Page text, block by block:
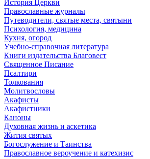
История Церкви
Православные журналы
Путеводители, святые места, святыни
Психология, медицина
Кухня, огород
Учебно-справочная литература
Книги издательства Благовест
Священное Писание
Псалтири
Толкования
Молитвословы
Акафисты
Акафистники
Каноны
Духовная жизнь и аскетика
Жития святых
Богослужение и Таинства
Православное вероучение и катехизис